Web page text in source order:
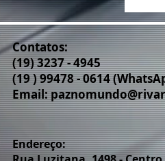
Contatos:
(19) 3237 - 4945
(19 ) 99478 - 0614
Email:
Endereço: